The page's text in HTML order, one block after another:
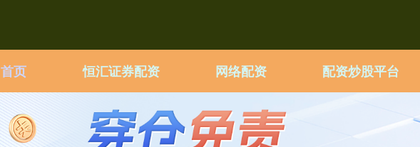
首页 恒汇证券配资 网络配资 配资炒股平台